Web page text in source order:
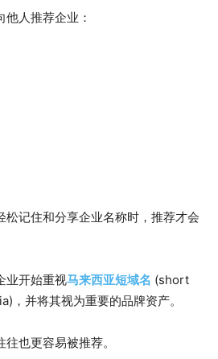
人推荐企业：
松记住和分享企业名称时，推荐才会
业开始重视马来西亚短域名 (short
，并将其视为重要的品牌资产。
也更容易被推荐。